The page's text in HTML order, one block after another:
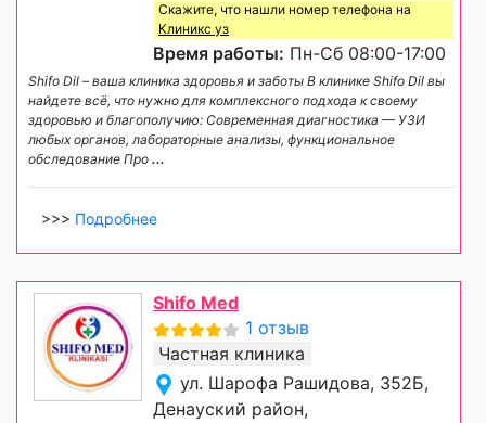
Скажите, что нашли номер телефона на
Клиникс уз
Время работы: Пн-Сб 08:00-17:00
Shifo Dil – ваша клиника здоровья и заботы В клинике Shifo Dil вы
найдете всё, что нужно для комплексного подхода к своему
здоровью и благополучию: Современная диагностика — УЗИ
любых органов, лабораторные анализы, функциональное
обследование Про ...
>>> Подробнее
Shifo Med
1 отзыв
Частная клиника
ул. Шарофа Рашидова, 352Б,
Денауский район,